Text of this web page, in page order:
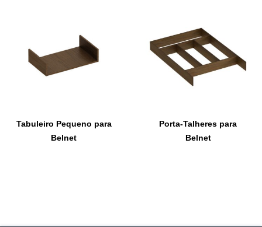
Tabuleiro Pequeno para
Belnet
Porta-Talheres para
Belnet